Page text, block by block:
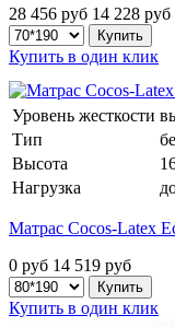
28 456 руб 14 228 руб
Купить в один клик
Уровень жесткости
Тип
Высота
Нагрузка
Матрас Cocos-Latex
0 руб 14 519 руб
Купить в один клик